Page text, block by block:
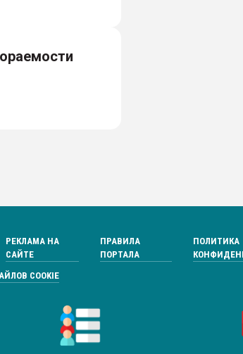
РЕКЛАМА НА
САЙТЕ
ПРАВИЛА
ПОРТАЛА
ПОЛИТИКА
COOKIE